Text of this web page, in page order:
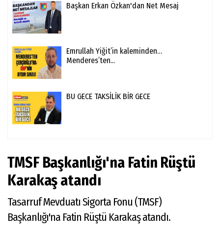
Başkan Erkan Özkan'dan Net Mesaj
Emrullah Yiğit’in kaleminden…
Menderes’ten...
BU GECE TAKSİLİK BİR GECE
TMSF Başkanlığı'na Fatin Rüştü
Karakaş atandı
Tasarruf Mevduatı Sigorta Fonu (TMSF)
Başkanlığı'na Fatin Rüştü Karakaş atandı.